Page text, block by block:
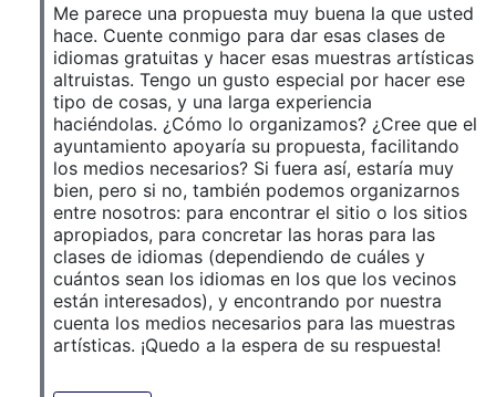
Me parece una propuesta muy buena la que usted
hace. Cuente conmigo para dar esas clases de
idiomas gratuitas y hacer esas muestras artísticas
altruistas. Tengo un gusto especial por hacer ese
tipo de cosas, y una larga experiencia
haciéndolas. ¿Cómo lo organizamos? ¿Cree que el
ayuntamiento apoyaría su propuesta, facilitando
los medios necesarios? Si fuera así, estaría muy
bien, pero si no, también podemos organizarnos
entre nosotros: para encontrar el sitio o los sitios
apropiados, para concretar las horas para las
clases de idiomas (dependiendo de cuáles y
cuántos sean los idiomas en los que los vecinos
están interesados), y encontrando por nuestra
cuenta los medios necesarios para las muestras
artísticas. ¡Quedo a la espera de su respuesta!